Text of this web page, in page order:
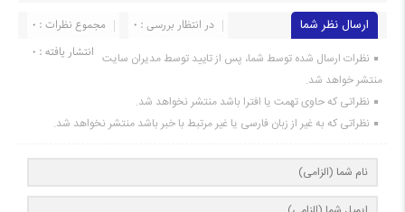
ارسال نظر شما مجموع نظرات : 0
در انتظار بررسی : 0
انتشار یافته : 0 نظرات ارسال شده توسط شما، پس از تایید توسط مدیران سایت
منتشر خواهد شد.
نظراتی که حاوی تهمت یا افترا باشد منتشر نخواهد شد.
نظراتی که به غیر از زبان فارسی یا غیر مرتبط با خبر باشد منتشر نخواهد شد.